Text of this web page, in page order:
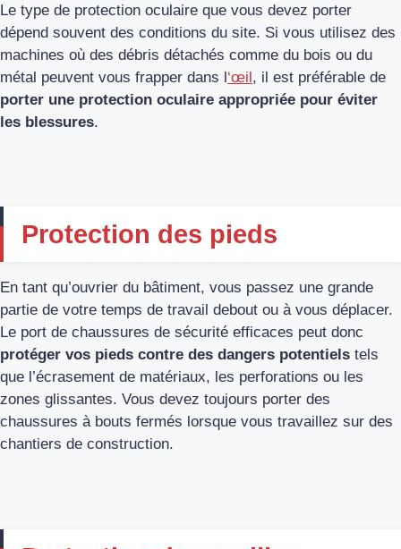
Le type de protection oculaire que vous devez porter
dépend souvent des conditions du site. Si vous utilisez des
machines où des débris détachés comme du bois ou du
métal peuvent vous frapper dans l‘œil, il est préférable de
porter une protection oculaire appropriée pour éviter
les blessures.
Protection des pieds
En tant qu’ouvrier du bâtiment, vous passez une grande
partie de votre temps de travail debout ou à vous déplacer.
Le port de chaussures de sécurité efficaces peut donc
protéger vos pieds contre des dangers potentiels tels
que l’écrasement de matériaux, les perforations ou les
zones glissantes. Vous devez toujours porter des
chaussures à bouts fermés lorsque vous travaillez sur des
chantiers de construction.